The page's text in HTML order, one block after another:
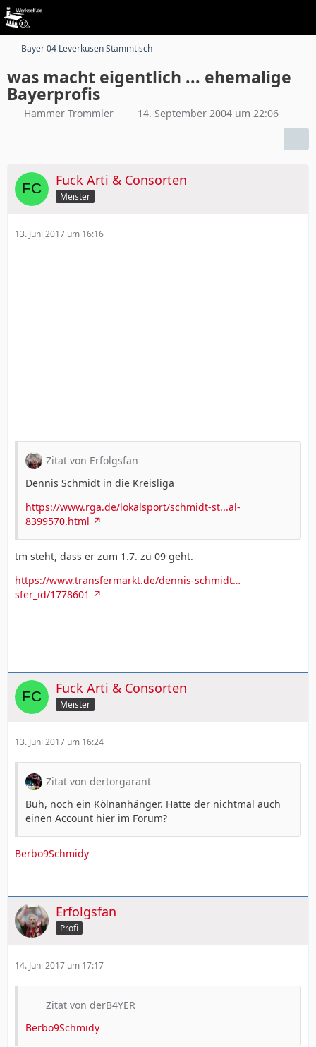
Bayer 04 Leverkusen Stammtisch
was macht eigentlich ... ehemalige
Bayerprofis
Hammer Trommler 14. September 2004 um 22:06
Fuck Arti & Consorten
Meister
13. Juni 2017 um 16:16
Zitat von Erfolgsfan
Dennis Schmidt in die Kreisliga
https://www.rga.de/lokalsport/schmidt-st...al-
8399570.html
tm steht, dass er zum 1.7. zu 09 geht.
https://www.transfermarkt.de/dennis-schmidt…
sfer_id/1778601
Fuck Arti & Consorten
Meister
13. Juni 2017 um 16:24
Zitat von dertorgarant
Buh, noch ein Kölnanhänger. Hatte der nichtmal auch
einen Account hier im Forum?
Berbo9Schmidy
Erfolgsfan
Profi
14. Juni 2017 um 17:17
Zitat von derB4YER
Berbo9Schmidy